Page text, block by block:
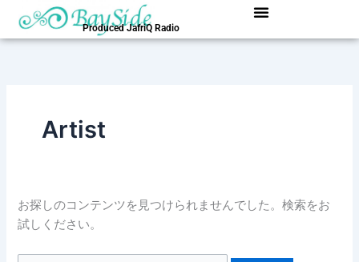
を
Produced JafriQ Radio
Artist
お探しのコンテンツを見つけられませんでした。検索をお
試しください。
索
対